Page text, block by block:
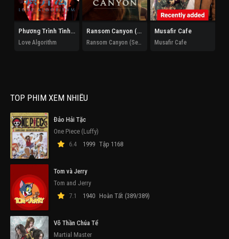
Phương Trình Tình Yêu
Love Algorithm
Ransom Canyon (Phần 2) Musafir Cafe
Musafir Cafe
TOP PHIM XEM NHIỀU
Đảo Hải Tặc
One Piece (Luffy)
6.4
1999 Tập 1168
Tom và Jerry
Tom and Jerry
7.1
1940 Hoàn Tất (389/389)
Võ Thần Chúa Tể
Martial Master